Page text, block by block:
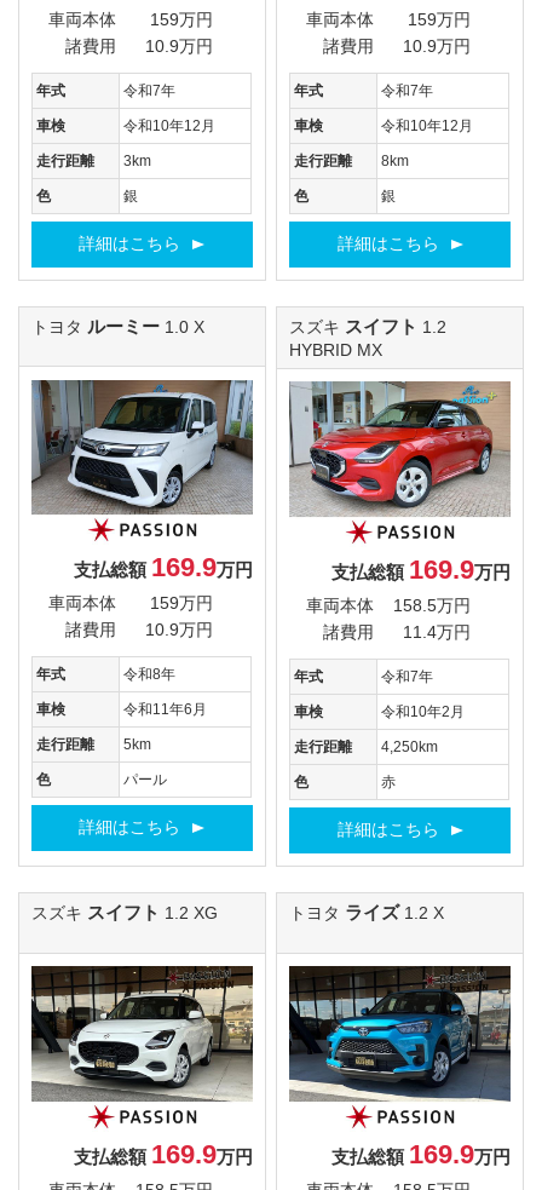
車両本体
159万円
諸費用
10.9万円
年式 令和7年
車検 令和10年12月
走行距離 3km
色 銀
詳細はこちら
車両本体
159万円
諸費用
10.9万円
年式 令和7年
車検 令和10年12月
走行距離 8km
色 銀
詳細はこちら
トヨタ ルーミー 1.0 X
支払総額 169.9万円
車両本体
159万円
諸費用
10.9万円
年式 令和8年
車検 令和11年6月
走行距離 5km
色 パール
詳細はこちら
スズキ スイフト 1.2
HYBRID MX
支払総額 169.9万円
車両本体
158.5万円
諸費用
11.4万円
年式 令和7年
車検 令和10年2月
走行距離 4,250km
色 赤
詳細はこちら
スズキ スイフト 1.2 XG
支払総額 169.9万円
トヨタ ライズ 1.2 X
支払総額 169.9万円